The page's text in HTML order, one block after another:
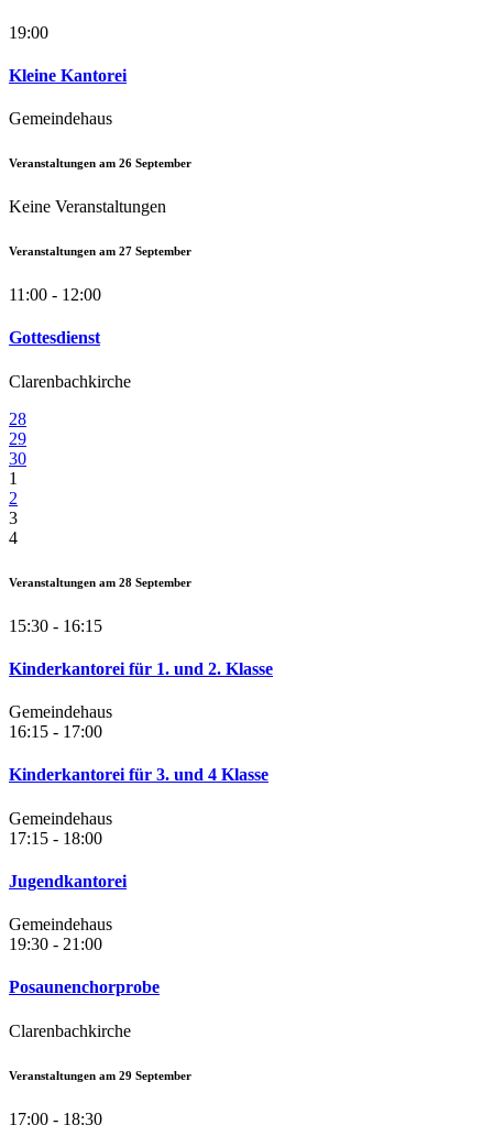
19:00
Kleine Kantorei
Gemeindehaus
Veranstaltungen am 26 September
Keine Veranstaltungen
Veranstaltungen am 27 September
11:00 - 12:00
Gottesdienst
Clarenbachkirche
28
29
30
1
2
3
4
Veranstaltungen am 28 September
15:30 - 16:15
Kinderkantorei für 1. und 2. Klasse
Gemeindehaus
16:15 - 17:00
Kinderkantorei für 3. und 4 Klasse
Gemeindehaus
17:15 - 18:00
Jugendkantorei
Gemeindehaus
19:30 - 21:00
Posaunenchorprobe
Clarenbachkirche
Veranstaltungen am 29 September
17:00 - 18:30